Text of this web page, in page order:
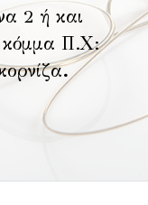
2 ή και
κόμμα Π.Χ:
.